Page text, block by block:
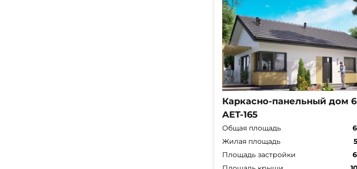
Каркасно-панельный дом 6
AET-165
Общая площадь
Жилая площадь
Площадь застройки